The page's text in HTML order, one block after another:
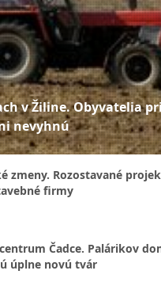
v Žiline. Obyvatelia
nevyhnú
zmeny. Rozostavané
firmy
Čadce. Palárikov
úplne novú tvár